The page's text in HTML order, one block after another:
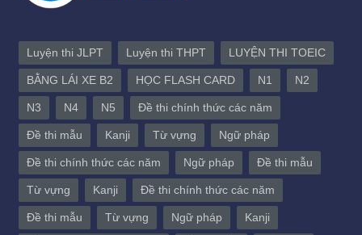
Luyện thi JLPT Luyện thi THPT LUYỆN THI TOEIC
BẰNG LÁI XE B2 HỌC FLASH CARD N1 N2
N3 N4 N5 Đề thi chính thức các năm
Đề thi mẫu Kanji Từ vựng Ngữ pháp
Đề thi chính thức các năm Ngữ pháp Đề thi mẫu
Từ vựng Kanji Đề thi chính thức các năm
Đề thi mẫu Từ vựng Ngữ pháp Kanji